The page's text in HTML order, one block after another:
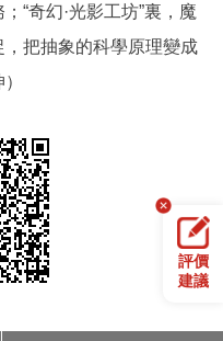
“奇幻·光影工坊”裏，魔
把抽象的科學原理變成
評價
建議